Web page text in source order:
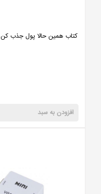
کتاب همین حالا پول جذب کن
افزودن به سبد